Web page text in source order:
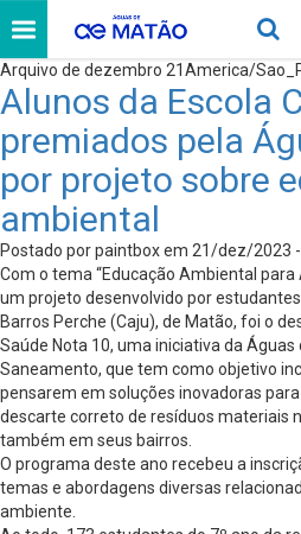
Arquivo de dezembro 21America/
Alunos da Escola
premiados pela
por projeto sobre
ambiental
Postado por paintbox em 21/dez/2023 -
Com o tema “Educação Ambiental para
um projeto desenvolvido por
Barros Perche (Caju), de Matão, foi o
Saúde Nota 10, uma iniciativa da
Saneamento, que tem como objetivo
pensarem em soluções inovadoras
descarte correto de resíduos materiais
também em seus bairros.
O programa deste ano recebeu a
temas e abordagens diversas
ambiente.